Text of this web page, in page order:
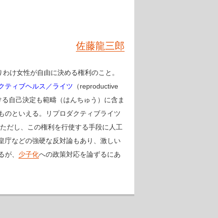
佐藤龍三郎
け女性が自由に決める権利のこと。
ティブヘルス／ライツ （reproductive
自己決定も範疇（はんちゅう）に含ま
のといえる。リプロダクティブライツ
だし、この権利を行使する手段に人工
庁などの強硬な反対論もあり、激しい
、 少子化への政策対応を論ずるにあ